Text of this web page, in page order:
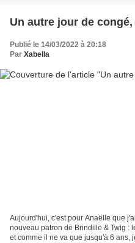
Un autre jour de
Publié le 14/03/2022 à 20:18
Par Xabella
Aujourd'hui, c'est pour Anaëlle que
nouveau patron de Brindille & Twig :
et comme il ne va que jusqu'à 6 ans,